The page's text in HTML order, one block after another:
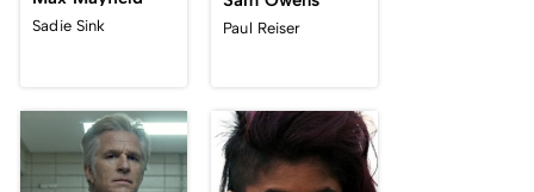
Sadie Sink Paul Reiser